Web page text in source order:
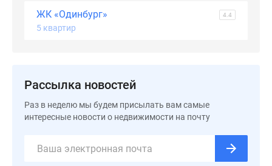
реновации
класса
Новостройки
бизнес-
Рассрочка
ЖК «Одинбург» 4.4
5 квартир
Рассылка новостей
Раз в неделю мы будем присылать вам самые
интересные новости о недвижимости на почту